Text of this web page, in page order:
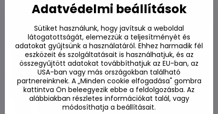
Alternatív termékek
Japán Shinode sushi rizs 1kg
Készleten
1790 Ft Kosárba
Vörös rizs Cargo SAWAT-D 1kg
Készleten
Adatvédelmi beállítások
Sütiket használunk, hogy javítsuk a weboldal
látogatottságát, elemezzük a teljesítményét és
adatokat gyűjtsünk a használatáról. Ehhez harmadik fél
eszközeit és szolgáltatásait is használhatjuk, és az
összegyűjtött adatokat továbbíthatjuk az EU-ban, az
USA-ban vagy más országokban található
partnereinknek. A „Minden cookie elfogadása" gombra
kattintva Ön beleegyezik ebbe a feldolgozásba. Az
alábbiakban részletes információkat talál, vagy
módosíthatja a beállításait.